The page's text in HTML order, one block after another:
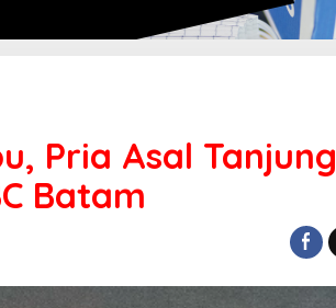
Pria Asal Tanjung
Batam